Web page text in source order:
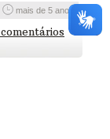
inteiro.
e testem
mais de 5 anos